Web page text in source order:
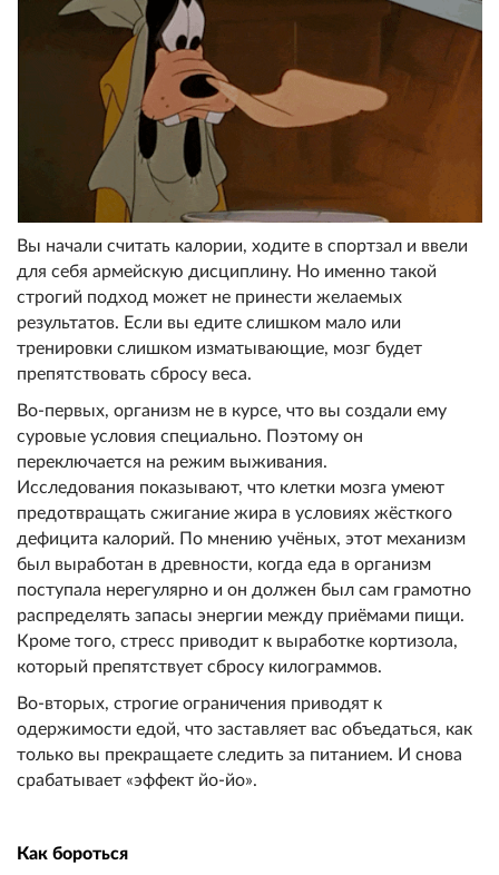
Вы начали считать калории, ходите в спортзал и ввели
для себя армейскую дисциплину. Но именно такой
строгий подход может не принести желаемых
результатов. Если вы едите слишком мало или
тренировки слишком изматывающие, мозг будет
препятствовать сбросу веса.
Во-первых, организм не в курсе, что вы создали ему
суровые условия специально. Поэтому он
переключается на режим выживания.
Исследования показывают, что клетки мозга умеют
предотвращать сжигание жира в условиях жёсткого
дефицита калорий. По мнению учёных, этот механизм
был выработан в древности, когда еда в организм
поступала нерегулярно и он должен был сам грамотно
распределять запасы энергии между приёмами пищи.
Кроме того, стресс приводит к выработке кортизола,
который препятствует сбросу килограммов.
Во-вторых, строгие ограничения приводят к
одержимости едой, что заставляет вас объедаться, как
только вы прекращаете следить за питанием. И снова
срабатывает «эффект йо-йо».
Как бороться